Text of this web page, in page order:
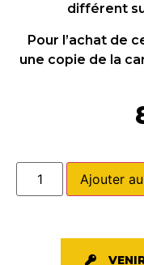
différent
Pour l’achat de
une copie de la
Ajouter